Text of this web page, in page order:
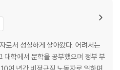
로서 성실하게 살아왔다. 어려서는
대학에서 문학을 공부했으며 정부 부